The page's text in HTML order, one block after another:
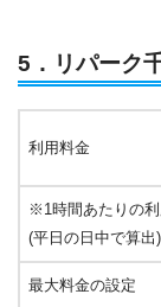
5．リパーク
利用料金
※1時間あたりの
(平日の日中で算出)
最大料金の設定